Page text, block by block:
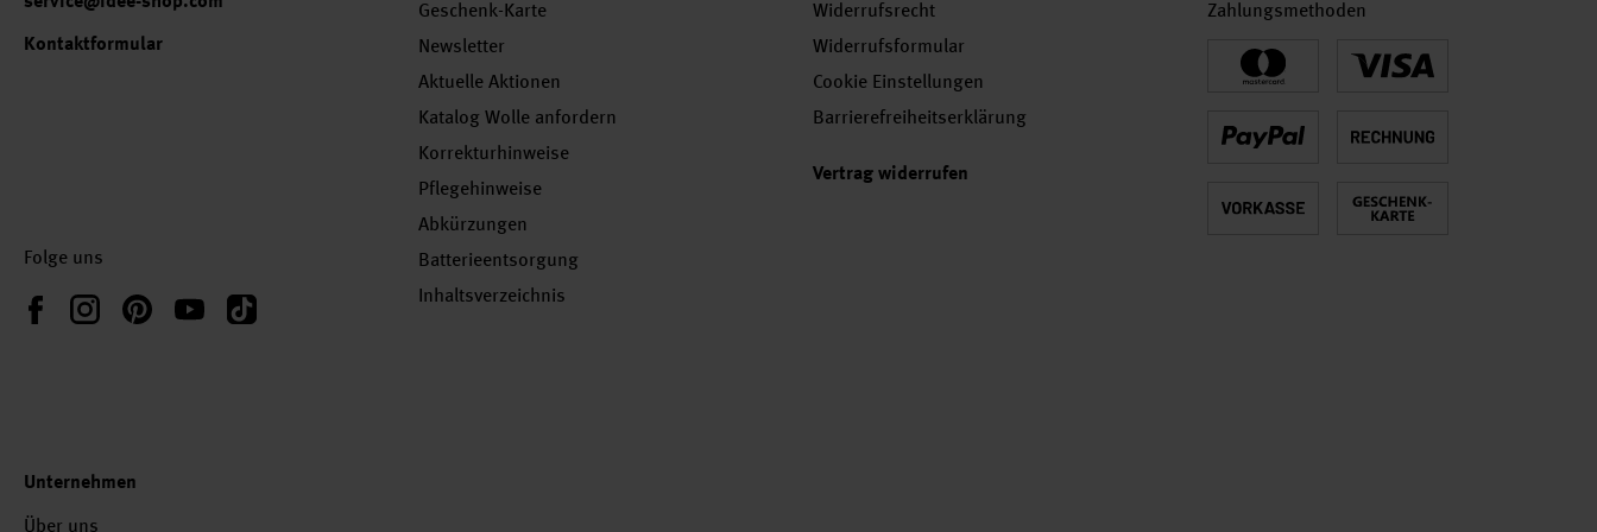
Kontaktformular
Folge uns
FacebookInstagramPinterestYouTubeTikTok
Geschenk-Karte
Newsletter
Aktuelle Aktionen
Katalog Wolle anfordern
Korrekturhinweise
Pflegehinweise
Abkürzungen
Batterieentsorgung
Inhaltsverzeichnis
Widerrufsrecht
Widerrufsformular
Cookie Einstellungen
Barrierefreiheitserklärung
Vertrag widerrufen
Zahlungsmethoden
Unternehmen
Über uns